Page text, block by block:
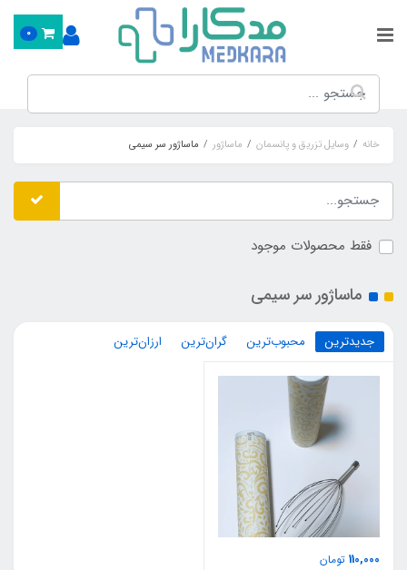
0
خانه وسایل تزریق و پانسمان ماساژور ماساژور سر سیمی
فقط محصولات موجود
ماساژور سر سیمی
جدیدترین محبوب‌ترین گران‌ترین ارزان‌ترین
110,000 تومان